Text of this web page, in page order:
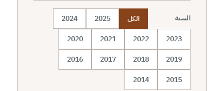
السنة الكل 2025
2024
2023
2022
2021
2020
2019
2018
2017
2016
2015
2014